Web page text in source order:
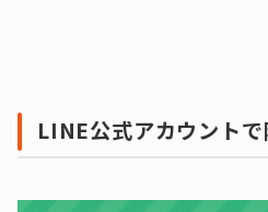
LINE公式アカウントで